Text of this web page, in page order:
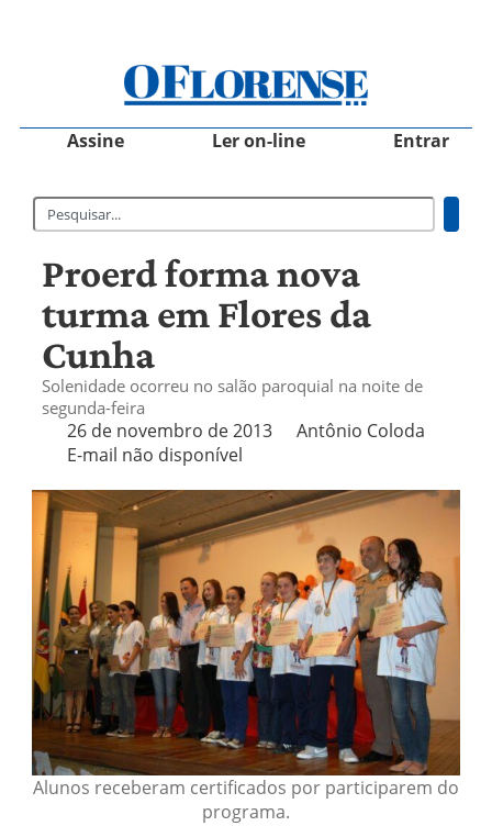
Assine Ler on-line Entrar
Proerd forma nova
turma em Flores da
Cunha
Solenidade ocorreu no salão paroquial na noite de
segunda-feira
26 de novembro de 2013
Antônio Coloda
E-mail não disponível
Alunos receberam certificados por participarem do
programa.